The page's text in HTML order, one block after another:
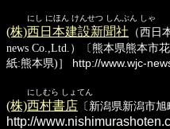
にし にほん けんせつ しんぶん しゃ
(株)西日本建設新聞社 （西日
news Co.,Ltd.）〔熊本県熊本市
紙:熊本県)］
http://www.wjc-
にしむら しょてん
(株)西村書店 〔新潟県新潟市
http://